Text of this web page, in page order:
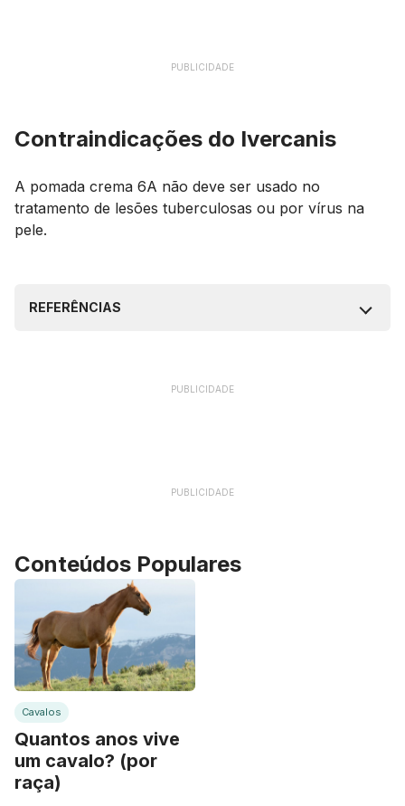
PUBLICIDADE
Contraindicações do Ivercanis
A pomada crema 6A não deve ser usado no
tratamento de lesões tuberculosas ou por vírus na
pele.
REFERÊNCIAS
PUBLICIDADE
PUBLICIDADE
Conteúdos Populares
Cavalos
Quantos anos vive
um cavalo? (por
raça)